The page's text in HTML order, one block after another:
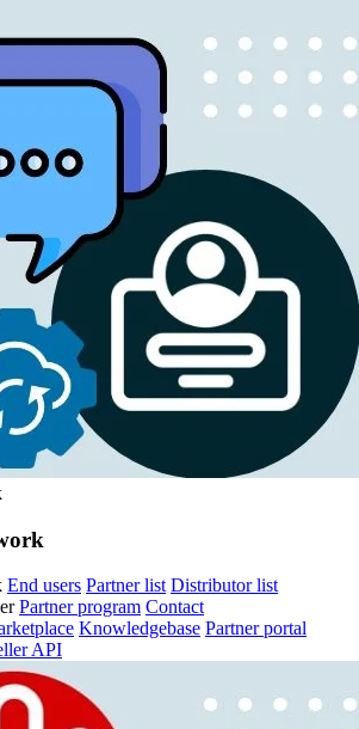
End users Partner list Distributor list
Partner program Contact
Knowledgebase Partner portal
API